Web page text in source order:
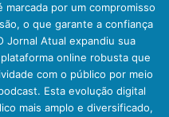
por um compromisso
o que garante a confiança
Jornal Atual expandiu sua
online robusta que
com o público por meio
Esta evolução digital
mais amplo e diversificado,